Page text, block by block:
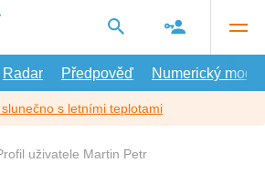
Radar Předpověď Numerický model
s letními teplotami
uživatele Martin Petr